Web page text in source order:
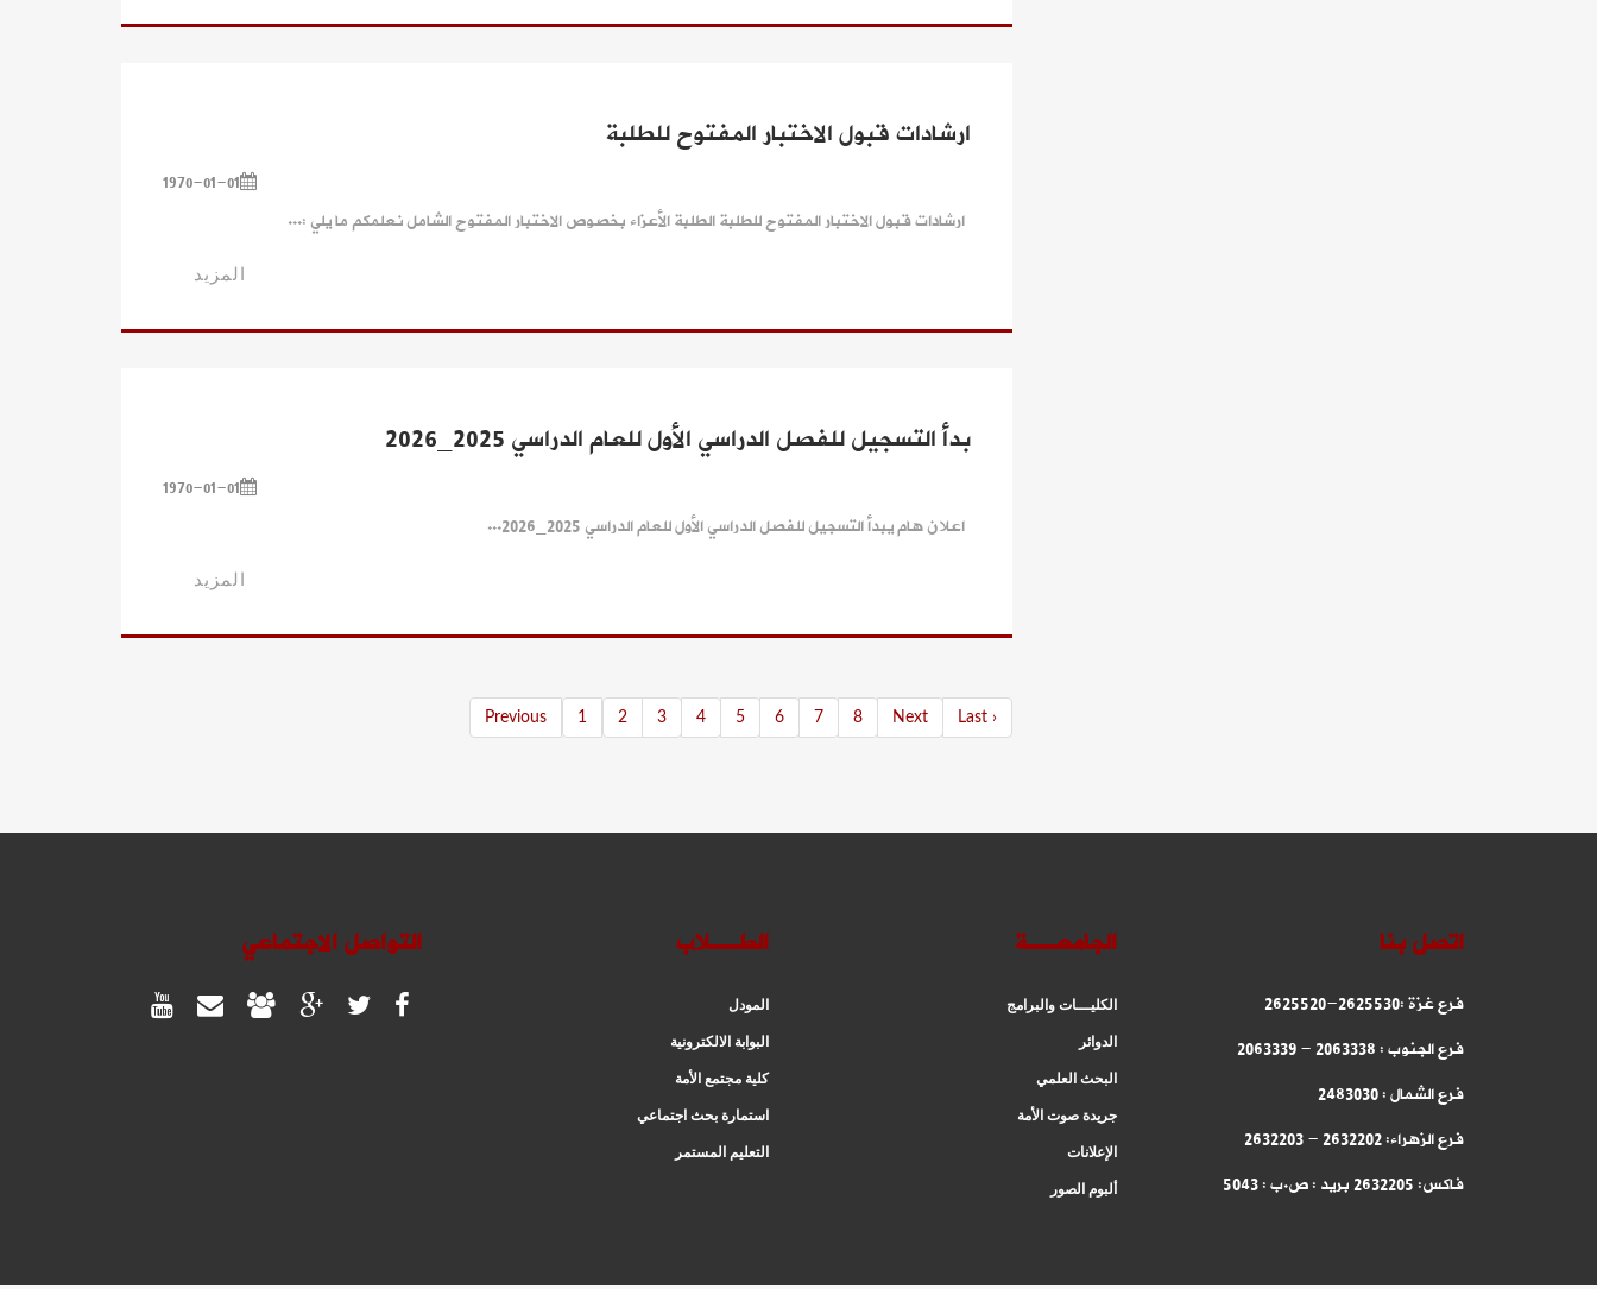
ارشادات قبول الاختبار المفتوح للطلبة
1970-01-01
ارشادات قبول الاختبار المفتوح للطلبة الطلبة الأعزاء بخصوص الاختبار المفتوح الشامل نعلمكم ما يلي :...
المزيد
بدأ التسجيل للفصل الدراسي الأول للعام الدراسي 2025_2026
1970-01-01
اعلان هام يبدأ التسجيل للفصل الدراسي الأول للعام الدراسي 2025_2026...
المزيد
Previous 1 2 3 4 5 6 7 8 Next Last ›
اتصل بنا
فرع غزة :2625530-2625520
فرع الجنوب : 2063338 - 2063339
فرع الشمال : 2483030
فرع الزهراء: 2632202 - 2632203
فاكس: 2632205 بريد : ص.ب : 5043
الجامعــة
الكليـــات والبرامج
الدوائر
البحث العلمي
جريدة صوت الأمة
الإعلانات
ألبوم الصور
الطــلاب
المودل
البوابة الالكترونية
كلية مجتمع الأمة
استمارة بحث اجتماعي
التعليم المستمر
التواصل الاجتماعي